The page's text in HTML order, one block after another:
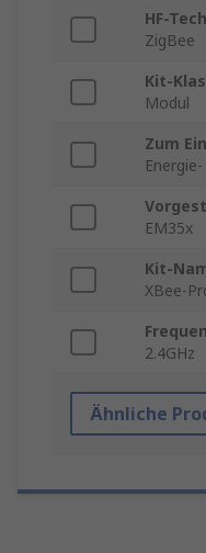
HF-
ZigBee
Kit-
Modul
Zum
EM35x
Kit-
XBee-
2.4GHz
Ähnliche